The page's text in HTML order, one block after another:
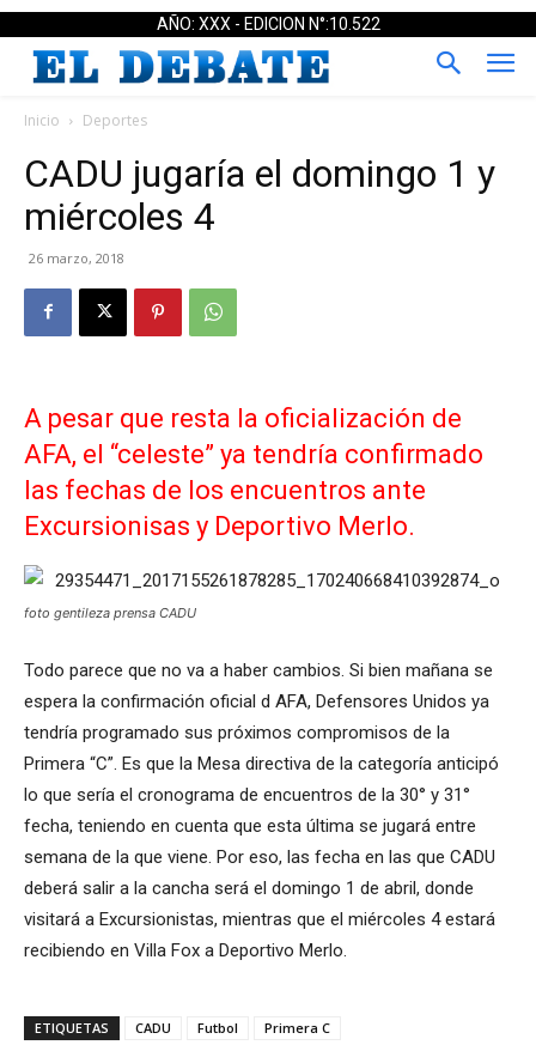
AÑO: XXX - EDICION N°:10.522
Inicio Deportes
CADU jugaría el domingo 1 y
miércoles 4
26 marzo, 2018
A pesar que resta la oficialización de
AFA, el “celeste” ya tendría confirmado
las fechas de los encuentros ante
Excursionisas y Deportivo Merlo.
foto gentileza prensa CADU
Todo parece que no va a haber cambios. Si bien mañana se
espera la confirmación oficial d AFA, Defensores Unidos ya
tendría programado sus próximos compromisos de la
Primera “C”. Es que la Mesa directiva de la categoría anticipó
lo que sería el cronograma de encuentros de la 30° y 31°
fecha, teniendo en cuenta que esta última se jugará entre
semana de la que viene. Por eso, las fecha en las que CADU
deberá salir a la cancha será el domingo 1 de abril, donde
visitará a Excursionistas, mientras que el miércoles 4 estará
recibiendo en Villa Fox a Deportivo Merlo.
ETIQUETAS CADU Futbol Primera C